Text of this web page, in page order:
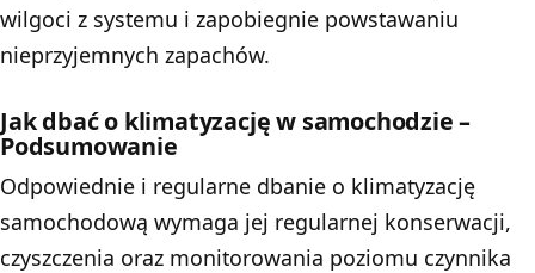
wilgoci z systemu i zapobiegnie powstawaniu
nieprzyjemnych zapachów.
Jak dbać o klimatyzację w samochodzie –
Podsumowanie
Odpowiednie i regularne dbanie o klimatyzację
samochodową wymaga jej regularnej konserwacji,
czyszczenia oraz monitorowania poziomu czynnika